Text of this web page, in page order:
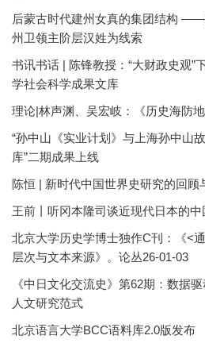
后蒙古时代建州女真的集团结构
州卫领主阶层汉姓为线索
书讯书话 | 陈锋教授：“大财政史观”
学社会科学成果文库
理论|林声渊、吴宏岐：《历史海防
“孙中山《实业计划》与上海孙中山
库”二期成果上线
陈恒 | 新时代中国世界史研究的回顾
王前丨听冈本隆司谈近现代日本的中
北京大学历史学博士独作C刊：《<
层次与文本来源》。论丛26-01-03
《中日文化交流史》第62期：数据
人文研究范式
北京语言大学BCC语料库2.0版发布